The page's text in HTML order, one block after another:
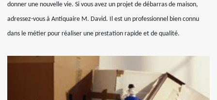
donner une nouvelle vie. Si vous avez un projet de débarras de maison,
adressez-vous à Antiquaire M. David. Il est un professionnel bien connu
dans le métier pour réaliser une prestation rapide et de qualité.